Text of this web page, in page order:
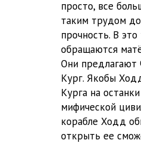
12 Кэтти Джей
13 Кэтти Джей
14 Кэтти Джей v02
15 Кэтти Джей v02
16 Кэтти Джей v02
17 Кэтти Джей v02
просто, все
таким трудом
прочность. В
обращаются
Они предлагают
Кург. Якобы
Курга на
мифической
корабле Ходд
открыть ее